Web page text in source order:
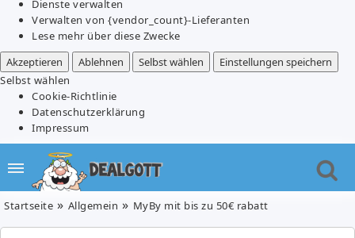
Dienste verwalten
Verwalten von {vendor_count}-Lieferanten
Lese mehr über diese Zwecke
Akzeptieren
Ablehnen Selbst wählen
Einstellungen speichern
Selbst wählen
Cookie-Richtlinie
Datenschutzerklärung
Impressum
Startseite Allgemein MyBy mit bis zu 50€ rabatt